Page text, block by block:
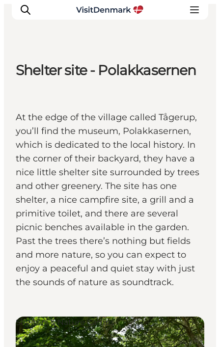
Quoi faire
Hébergements
Planifiez votre voyage
Shelter site - Polakkasernen
At the edge of the village called Tågerup,
you’ll find the museum, Polakkasernen,
which is dedicated to the local history. In
the corner of their backyard, they have a
nice little shelter site surrounded by trees
and other greenery. The site has one
shelter, a nice campfire site, a grill and a
primitive toilet, and there are several
picnic benches available in the garden.
Past the trees there’s nothing but fields
and more nature, so you can expect to
enjoy a peaceful and quiet stay with just
the sounds of nature as soundtrack.
Shelters & Nature Camps